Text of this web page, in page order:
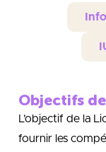
Objectifs
L’objectif de la
fournir les